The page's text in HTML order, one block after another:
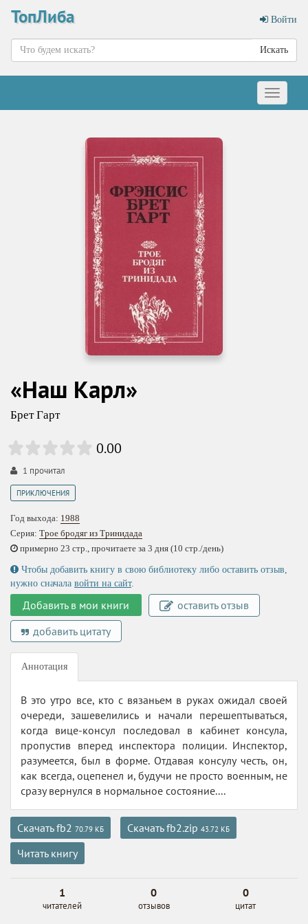
ТопЛиба Войти
Искать
Меню
«Наш Карл»
Брет Гарт
0.00
1 прочитал
ПРИКЛЮЧЕНИЯ
Год выхода: 1988
Серия: Трое бродяг из Тринидада
примерно 23 стр., прочитаете за 3 дня (10 стр./день)
Чтобы добавить книгу в свою библиотеку либо оставить отзыв,
нужно сначала войти на сайт.
Добавить в мои книги
оставить отзыв
добавить цитату
Аннотация
В это утро все, кто с вязаньем в руках ожидал своей
очереди, зашевелились и начали перешептываться,
когда вице-консул последовал в кабинет консула,
пропустив вперед инспектора полиции. Инспектор,
разумеется, был в форме. Отдавая консулу честь, он,
как всегда, оцепенел и, будучи не просто военным, не
сразу вернулся в нормальное состояние....
Скачать fb2 70.79 КБ Скачать fb2.zip 43.72 КБ
Читать книгу
1
читателей
0
отзывов
0
цитат